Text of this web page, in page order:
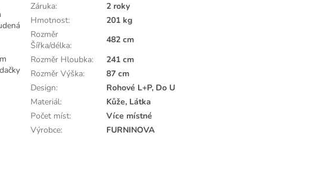
Záruka:
2 roky
Hmotnost:
201 kg
Rozměr
Šířka/délka:
482 cm
Rozměr Hloubka:
241 cm
Rozměr Výška:
87 cm
Design:
Rohové L+P, Do U
Materiál:
Kůže, Látka
Počet míst:
Více místné
Výrobce: FURNINOVA